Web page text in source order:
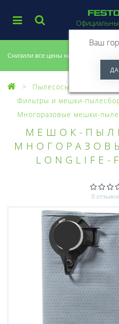
Снизили все цены на 20%, успей
Ваш
Пылесосы
Фильтры и мешки-
Многоразовые мешки-
МЕШОК-
LONGLIFE-
0